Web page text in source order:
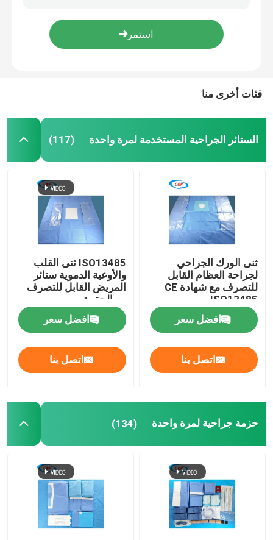
اطلب اقتباس
ثوب جراحي يمكن التخلص منه
حزمة الأقمشة للجراحة العامة
حزمة الستارة لتصوير الأوعية الدموية
قسم جراحية
طقم ولادة الطفل
الستائر الجراحية للأسنان
معدات الحماية الطبية
فئات أخرى منا
الستائر الجراحية المستخدمة لمرة واحدة (117)
ثنى الورك الجراحي
لجراحة العظام القابل
للتصرف مع شهادة CE
ISO13485
افضل سعر
اتصل بنا
ISO13485 ثنى القلب
والأوعية الدموية ستائر
المريض القابل للتصرف
مع الحقيبة
افضل سعر
اتصل بنا
حزمة جراحية لمرة واحدة (134)